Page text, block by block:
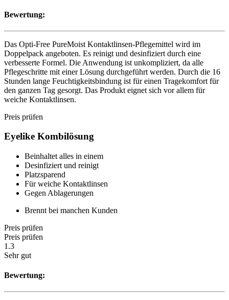
Bewertung:
Das Opti-Free PureMoist Kontaktlinsen-Pflegemittel wird im
Doppelpack angeboten. Es reinigt und desinfiziert durch eine
verbesserte Formel. Die Anwendung ist unkompliziert, da alle
Pflegeschritte mit einer Lösung durchgeführt werden. Durch die 16
Stunden lange Feuchtigkeitsbindung ist für einen Tragekomfort für
den ganzen Tag gesorgt. Das Produkt eignet sich vor allem für
weiche Kontaktlinsen.
Preis prüfen
Eyelike Kombilösung
Beinhaltet alles in einem
Desinfiziert und reinigt
Platzsparend
Für weiche Kontaktlinsen
Gegen Ablagerungen
Brennt bei manchen Kunden
Preis prüfen
Preis prüfen
1.3
Sehr gut
Bewertung: